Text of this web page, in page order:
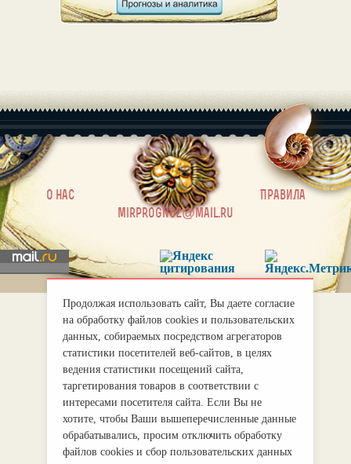
О нас |
Правила
mirprognoz@mail.ru
Продолжая использовать сайт, Вы даете согласие
на обработку файлов cookies и пользовательских
данных, собираемых посредством агрегаторов
статистики посетителей веб-сайтов, в целях
ведения статистики посещений сайта,
таргетирования товаров в соответствии с
интересами посетителя сайта. Если Вы не
хотите, чтобы Ваши вышеперечисленные данные
обрабатывались, просим отключить обработку
файлов cookies и сбор пользовательских данных